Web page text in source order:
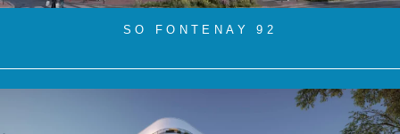
SO FONTENAY 92